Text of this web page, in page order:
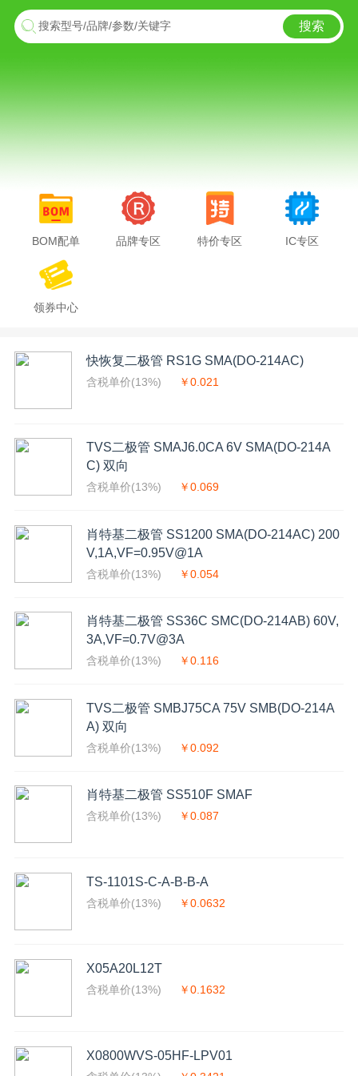
搜索型号/品牌/参数/关键字 搜索
BOM配单 品牌专区 特价专区 IC专区
领券中心
快恢复二极管 RS1G SMA(DO-214AC)
含税单价(13%) ￥0.021
TVS二极管 SMAJ6.0CA 6V SMA(DO-214A
C) 双向
含税单价(13%) ￥0.069
肖特基二极管 SS1200 SMA(DO-214AC) 200
V,1A,VF=0.95V@1A
含税单价(13%) ￥0.054
肖特基二极管 SS36C SMC(DO-214AB) 60V,
3A,VF=0.7V@3A
含税单价(13%) ￥0.116
TVS二极管 SMBJ75CA 75V SMB(DO-214A
A) 双向
含税单价(13%) ￥0.092
肖特基二极管 SS510F SMAF
含税单价(13%) ￥0.087
TS-1101S-C-A-B-B-A
含税单价(13%) ￥0.0632
X05A20L12T
含税单价(13%) ￥0.1632
X0800WVS-05HF-LPV01